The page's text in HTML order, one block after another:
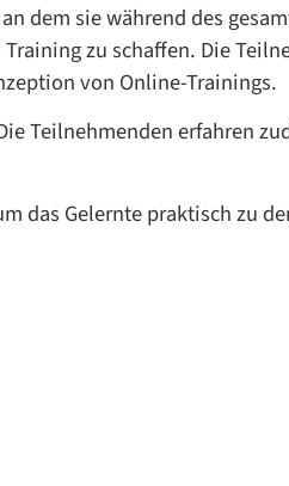
dem sie während des
zu schaffen. Die
von Online-Trainings.
Teilnehmenden erfahren
das Gelernte praktisch zu